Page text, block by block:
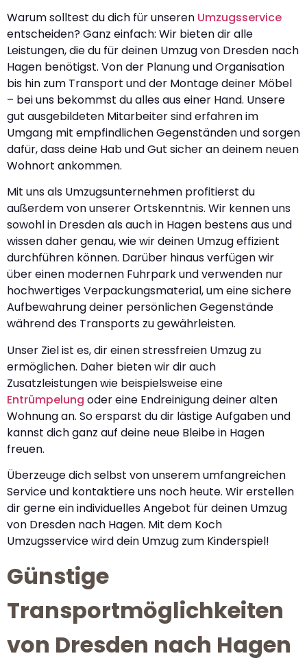
Warum solltest du dich für unseren Umzugsservice
entscheiden? Ganz einfach: Wir bieten dir alle
Leistungen, die du für deinen Umzug von Dresden nach
Hagen benötigst. Von der Planung und Organisation
bis hin zum Transport und der Montage deiner Möbel
– bei uns bekommst du alles aus einer Hand. Unsere
gut ausgebildeten Mitarbeiter sind erfahren im
Umgang mit empfindlichen Gegenständen und sorgen
dafür, dass deine Hab und Gut sicher an deinem neuen
Wohnort ankommen.
Mit uns als Umzugsunternehmen profitierst du
außerdem von unserer Ortskenntnis. Wir kennen uns
sowohl in Dresden als auch in Hagen bestens aus und
wissen daher genau, wie wir deinen Umzug effizient
durchführen können. Darüber hinaus verfügen wir
über einen modernen Fuhrpark und verwenden nur
hochwertiges Verpackungsmaterial, um eine sichere
Aufbewahrung deiner persönlichen Gegenstände
während des Transports zu gewährleisten.
Unser Ziel ist es, dir einen stressfreien Umzug zu
ermöglichen. Daher bieten wir dir auch
Zusatzleistungen wie beispielsweise eine
Entrümpelung oder eine Endreinigung deiner alten
Wohnung an. So ersparst du dir lästige Aufgaben und
kannst dich ganz auf deine neue Bleibe in Hagen
freuen.
Überzeuge dich selbst von unserem umfangreichen
Service und kontaktiere uns noch heute. Wir erstellen
dir gerne ein individuelles Angebot für deinen Umzug
von Dresden nach Hagen. Mit dem Koch
Umzugsservice wird dein Umzug zum Kinderspiel!
Günstige
Transportmöglichkeiten
von Dresden nach Hagen